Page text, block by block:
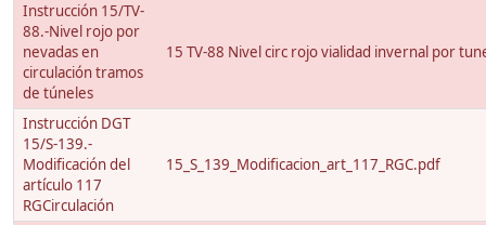
Instrucción 15/TV-
88.-Nivel rojo por
nevadas en
circulación tramos
de túneles
15 TV-88 Nivel circ rojo vialidad invernal por
Instrucción DGT
15/S-139.-
Modificación del
artículo 117
RGCirculación
15_S_139_Modificacion_art_117_RGC.pdf